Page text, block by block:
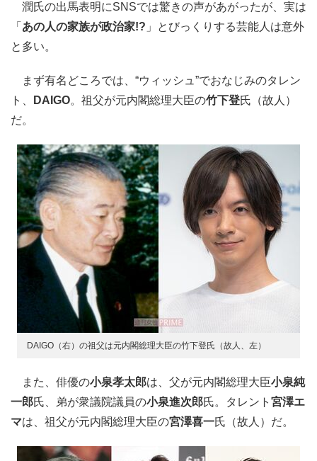
潤氏の出馬表明にSNSでは驚きの声があがったが、実は
「 あの人の家族が政治家!? 」とびっくりする芸能人は意外
と多い。
まず有名どころでは、“ウィッシュ”でおなじみのタレン
ト、
DAIGO。祖父が元内閣総理大臣の竹下登氏（故人）
だ。
DAIGO（右）の祖父は元内閣総理大臣の竹下登氏（故人、左）
また、俳優の小泉孝太郎は、父が元内閣総理大臣小泉純
一郎氏、弟が衆議院議員の小泉進次郎氏。タレント 宮澤エ
マは、祖父が元内閣総理大臣の宮澤喜一氏（故人）だ。